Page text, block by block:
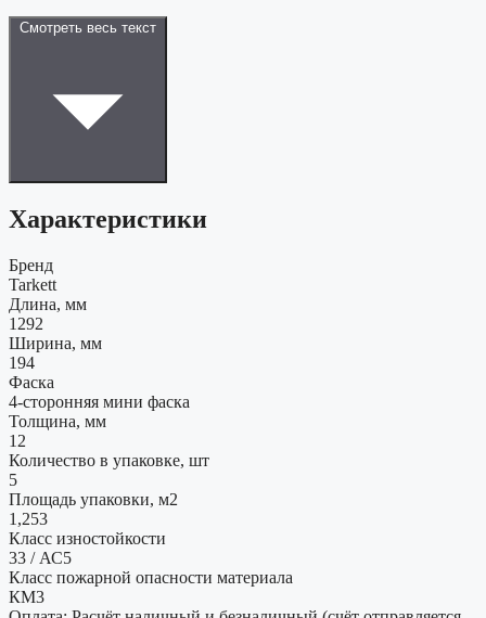
Смотреть весь текст
Характеристики
Бренд
Tarkett
Длина, мм
1292
Ширина, мм
194
Фаска
4-сторонняя мини фаска
Толщина, мм
12
Количество в упаковке, шт
5
Площадь упаковки, м2
1,253
Класс изностойкости
33 / АС5
Класс пожарной опасности материала
КМ3